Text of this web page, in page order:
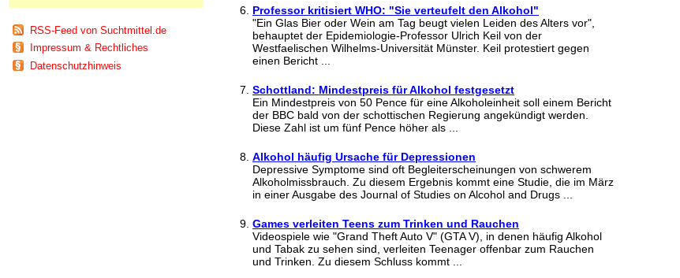
Professor kritisiert WHO: "Sie verteufelt den Alkohol"
"Ein Glas Bier oder Wein am Tag beugt vielen Leiden des Alters vor",
behauptet der Epidemiologie-Professor Ulrich Keil von der
Westfaelischen Wilhelms-Universität Münster. Keil protestiert gegen
einen Bericht ...
Schottland: Mindestpreis für Alkohol festgesetzt
Ein Mindestpreis von 50 Pence für eine Alkoholeinheit soll einem Bericht
der BBC bald von der schottischen Regierung angekündigt werden.
Diese Zahl ist um fünf Pence höher als ...
Alkohol häufig Ursache für Depressionen
Depressive Symptome sind oft Begleiterscheinungen von schwerem
Alkoholmissbrauch. Zu diesem Ergebnis kommt eine Studie, die im März
in einer Ausgabe des Journal of Studies on Alcohol and Drugs ...
Games verleiten Teens zum Trinken und Rauchen
Videospiele wie "Grand Theft Auto V" (GTA V), in denen häufig Alkohol
und Tabak zu sehen sind, verleiten Teenager offenbar zum Rauchen
und Trinken. Zu diesem Schluss kommt ...
Co-Abhängigkeit
Computersucht
Ess-Brechsucht
Essstörungen
Fernsehsucht
RSS-Feed von Suchtmittel.de
Impressum & Rechtliches
Datenschutzhinweis